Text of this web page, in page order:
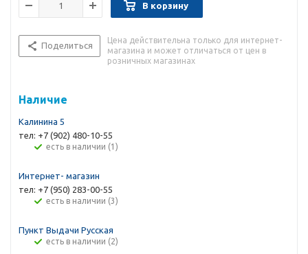
В корзину
Поделиться
Цена действительна только для интернет-
магазина и может отличаться от цен в
розничных магазинах
Наличие
Калинина 5
тел: +7 (902) 480-10-55
Есть в наличии (1)
Интернет- магазин
тел: +7 (950) 283-00-55
Есть в наличии (3)
Пункт Выдачи Русская
Есть в наличии (2)